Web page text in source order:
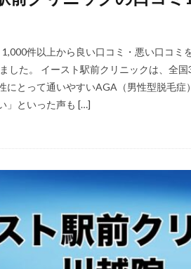
件以上から良い口コミ・悪い口コミ
した。 イースト駅前クリニックは、全
とって通いやすいAGA（男性型脱毛症
」といった声も […]